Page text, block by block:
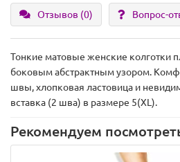
Отзывов (0) Вопрос-
Тонкие матовые женские колготки
боковым абстрактным узором.
швы, хлопковая ластовица и
вставка (2 шва) в размере 5(XL).
Рекомендуем